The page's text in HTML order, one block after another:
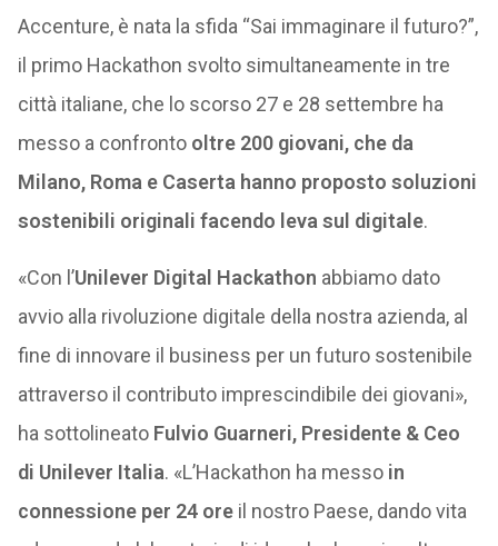
Accenture, è nata la sfida “Sai immaginare il futuro?”,
il primo Hackathon svolto simultaneamente in tre
città italiane, che lo scorso 27 e 28 settembre ha
messo a confronto oltre 200 giovani, che da
Milano, Roma e Caserta hanno proposto soluzioni
sostenibili originali facendo leva sul digitale.
«Con l’Unilever Digital Hackathon abbiamo dato
avvio alla rivoluzione digitale della nostra azienda, al
fine di innovare il business per un futuro sostenibile
attraverso il contributo imprescindibile dei giovani»,
ha sottolineato Fulvio Guarneri, Presidente & Ceo
di Unilever Italia. «L’Hackathon ha messo in
connessione per 24 oreil nostro Paese, dando vita